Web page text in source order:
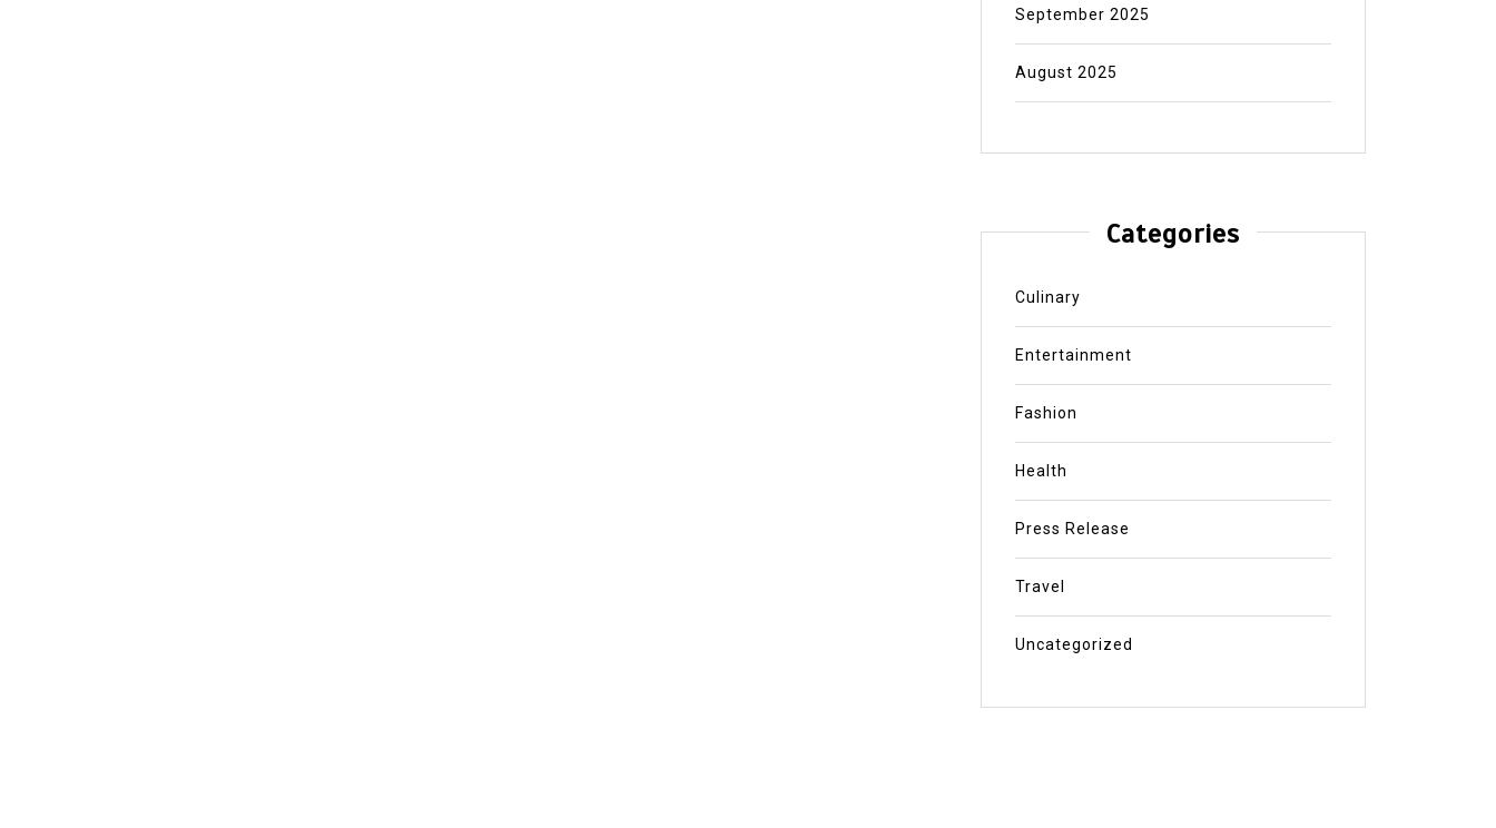
September 2025
August 2025
Categories
Culinary
Entertainment
Fashion
Health
Press Release
Travel
Uncategorized